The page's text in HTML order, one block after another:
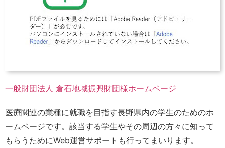
一般財団法人 倉石地域振興財団様ホームページ
医療関連の業種に就職を目指す長野県内の学生のためのホ
ームページです。該当する学生やその周辺の方々に知って
もらうためにWeb運営サポートも行ってまいります。